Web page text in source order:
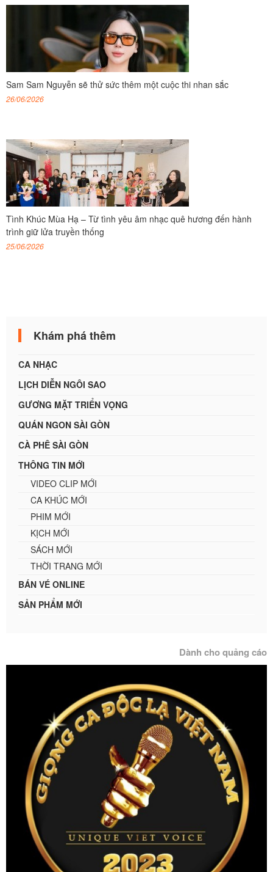
Sam Sam Nguyễn sẽ thử sức thêm một cuộc thi nhan sắc
26/06/2026
Tình Khúc Mùa Hạ – Từ tình yêu âm nhạc quê hương đến hành
trình giữ lửa truyền thống
25/06/2026
Khám phá thêm
CA NHẠC
LỊCH DIỄN NGÔI SAO
GƯƠNG MẶT TRIỂN VỌNG
QUÁN NGON SÀI GÒN
CÀ PHÊ SÀI GÒN
THÔNG TIN MỚI
VIDEO CLIP MỚI
CA KHÚC MỚI
PHIM MỚI
KỊCH MỚI
SÁCH MỚI
THỜI TRANG MỚI
BÁN VÉ ONLINE
SẢN PHẨM MỚI
Dành cho quảng cáo